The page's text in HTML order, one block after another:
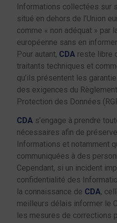
Informations collectées sur
situé en dehors de l’Union
comme « non adéquat » par
européenne sans en
Pour autant, CDA reste libre
traitants techniques et
qu’ils présentent les
des exigences du
Protection des Données
CDA s’engage à prendre
nécessaires afin de
Informations et notamment
communiquées à des
Cependant, si un incident
confidentialité des
la connaissance de CDA,
meilleurs délais informer le
les mesures de corrections